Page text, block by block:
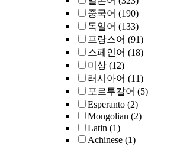
중국어 (190)
독일어 (133)
프랑스어 (91)
스페인어 (18)
미상 (12)
러시아어 (11)
포르투칼어 (5)
Esperanto (2)
Mongolian (2)
Latin (1)
Achinese (1)